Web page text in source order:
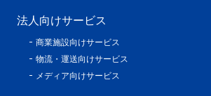
法人向けサービス
商業施設向けサービス
物流・運送向けサービス
メディア向けサービス